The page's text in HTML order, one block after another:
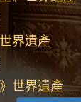
界遺產
世界遺產